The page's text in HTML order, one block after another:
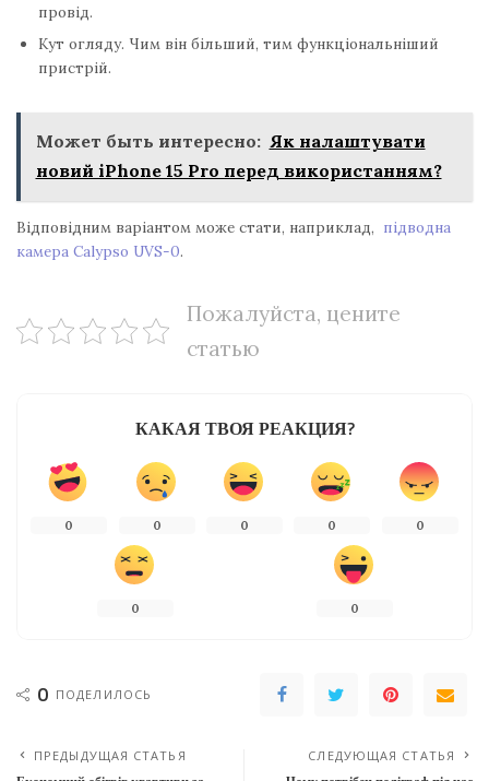
провід.
Кут огляду. Чим він більший, тим функціональніший
пристрій.
Может быть интересно: Як налаштувати
новий iPhone 15 Pro перед використанням?
Відповідним варіантом може стати, наприклад, підводна
камера Calypso UVS-0.
Пожалуйста, цените
статью
КАКАЯ ТВОЯ РЕАКЦИЯ?
0 0 0 0 0
0 0
0 ПОДЕЛИЛОСЬ
ПРЕДЫДУЩАЯ СТАТЬЯ СЛЕДУЮЩАЯ СТАТЬЯ